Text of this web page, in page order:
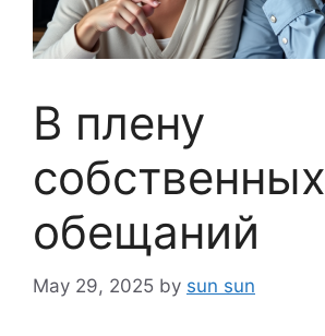
В плену
собственных
обещаний
May 29, 2025 by sun sun